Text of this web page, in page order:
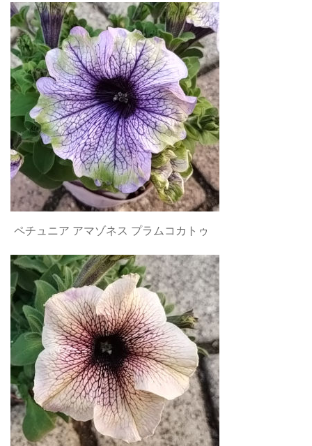
ペチュニア アマゾネス プラムコカトゥ